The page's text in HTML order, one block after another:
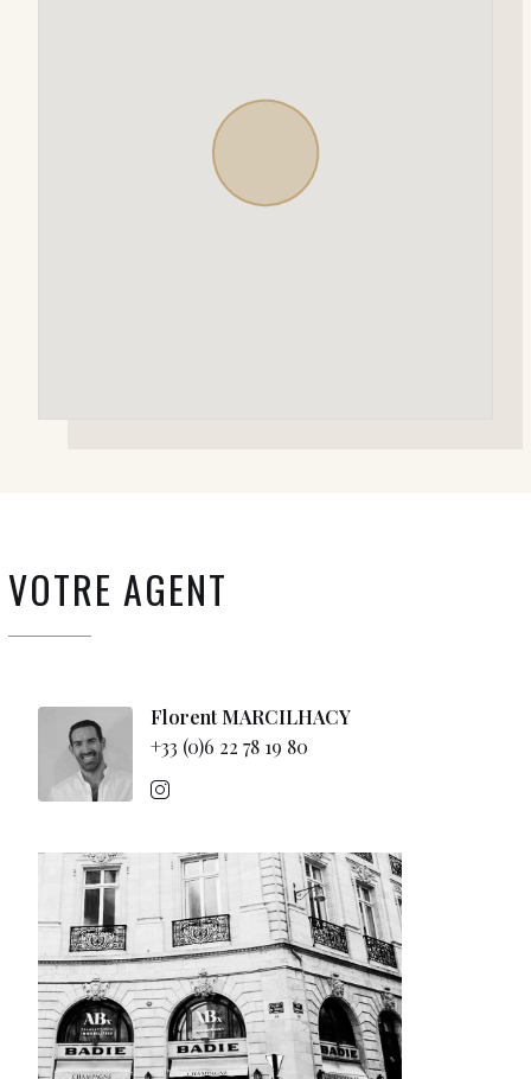
VOTRE AGENT
Florent MARCILHACY
+33 (0)6 22 78 19 80